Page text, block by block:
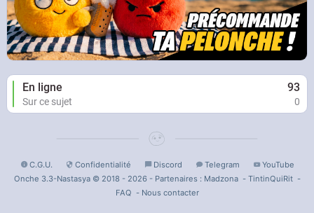
En ligne 93
Sur ce sujet 0
C.G.U. Confidentialité Discord Telegram
YouTube
Onche 3.3-Nastasya © 2018 - 2026 - Partenaires : Madzona- TintinQuiRit-
FAQ - Nous contacter